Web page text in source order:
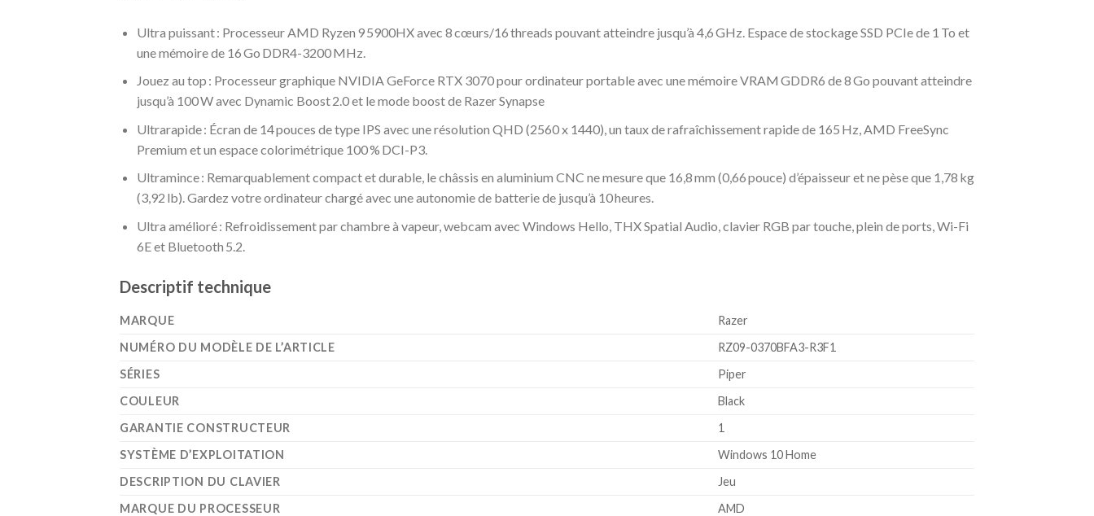
Ultra puissant : Processeur AMD Ryzen 9 5900HX avec 8 cœurs/16 threads pouvant atteindre jusqu’à 4,6 GHz. Espace de stockage SSD PCIe de 1 To et
une mémoire de 16 Go DDR4-3200 MHz.
Jouez au top : Processeur graphique NVIDIA GeForce RTX 3070 pour ordinateur portable avec une mémoire VRAM GDDR6 de 8 Go pouvant atteindre
jusqu’à 100 W avec Dynamic Boost 2.0 et le mode boost de Razer Synapse
Ultrarapide : Écran de 14 pouces de type IPS avec une résolution QHD (2560 x 1440), un taux de rafraîchissement rapide de 165 Hz, AMD FreeSync
Premium et un espace colorimétrique 100 % DCI-P3.
Ultramince : Remarquablement compact et durable, le châssis en aluminium CNC ne mesure que 16,8 mm (0,66 pouce) d’épaisseur et ne pèse que 1,78 kg
(3,92 lb). Gardez votre ordinateur chargé avec une autonomie de batterie de jusqu’à 10 heures.
Ultra amélioré : Refroidissement par chambre à vapeur, webcam avec Windows Hello, THX Spatial Audio, clavier RGB par touche, plein de ports, Wi-Fi
6E et Bluetooth 5.2.
Descriptif technique
MARQUE
‎Razer
NUMÉRO DU MODÈLE DE L’ARTICLE
‎RZ09-0370BFA3-R3F1
SÉRIES
‎Piper
COULEUR
‎Black
GARANTIE CONSTRUCTEUR
‎1
SYSTÈME D’EXPLOITATION
‎Windows 10 Home
DESCRIPTION DU CLAVIER
‎Jeu
MARQUE DU PROCESSEUR
‎AMD